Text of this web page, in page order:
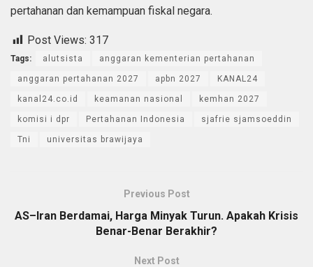
pertahanan dan kemampuan fiskal negara.
Post Views: 317
Tags: alutsista anggaran kementerian pertahanan
anggaran pertahanan 2027 apbn 2027 KANAL24
kanal24.co.id keamanan nasional kemhan 2027
komisi i dpr Pertahanan Indonesia sjafrie sjamsoeddin
Tni universitas brawijaya
Previous Post
AS–Iran Berdamai, Harga Minyak Turun. Apakah Krisis
Benar-Benar Berakhir?
Next Post